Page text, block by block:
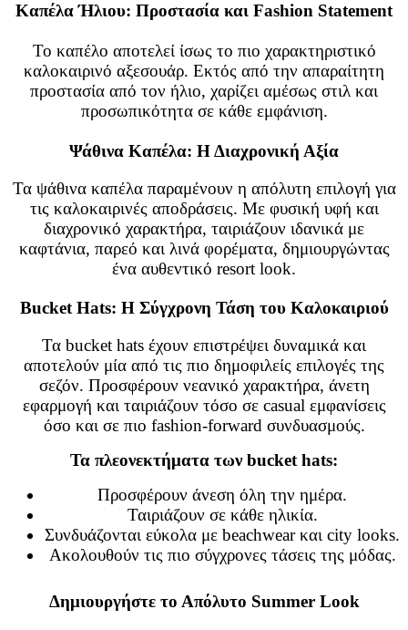
Καπέλα Ήλιου: Προστασία και Fashion Statement
Το καπέλο αποτελεί ίσως το πιο χαρακτηριστικό
καλοκαιρινό αξεσουάρ. Εκτός από την απαραίτητη
προστασία από τον ήλιο, χαρίζει αμέσως στιλ και
προσωπικότητα σε κάθε εμφάνιση.
Ψάθινα Καπέλα: Η Διαχρονική Αξία
Τα ψάθινα καπέλα παραμένουν η απόλυτη επιλογή για
τις καλοκαιρινές αποδράσεις. Με φυσική υφή και
διαχρονικό χαρακτήρα, ταιριάζουν ιδανικά με
καφτάνια, παρεό και λινά φορέματα, δημιουργώντας
ένα αυθεντικό resort look.
Bucket Hats: Η Σύγχρονη Τάση του Καλοκαιριού
Τα bucket hats έχουν επιστρέψει δυναμικά και
αποτελούν μία από τις πιο δημοφιλείς επιλογές της
σεζόν. Προσφέρουν νεανικό χαρακτήρα, άνετη
εφαρμογή και ταιριάζουν τόσο σε casual εμφανίσεις
όσο και σε πιο fashion-forward συνδυασμούς.
Τα πλεονεκτήματα των bucket hats:
Προσφέρουν άνεση όλη την ημέρα.
Ταιριάζουν σε κάθε ηλικία.
Συνδυάζονται εύκολα με beachwear και city looks.
Ακολουθούν τις πιο σύγχρονες τάσεις της μόδας.
Δημιουργήστε το Απόλυτο Summer Look